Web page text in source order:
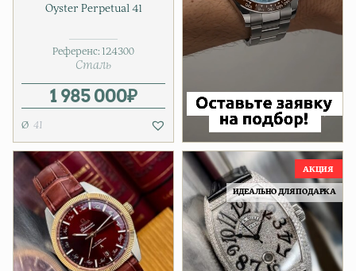
Oyster Perpetual 41
Референс: 124300
Сталь
1 985 000₽
41
ИДЕАЛЬНО ДЛЯ ПОДАРКА